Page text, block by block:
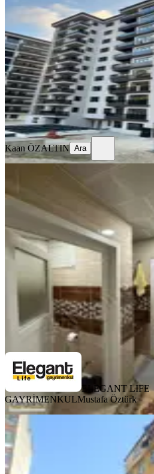
9 Fener
Merkez, Fener
4+1· 174 m²·4.
13.500.000 ₺
Kaan ÖZALTIN
Ara
Kaan ÖZALTIN Ara
Merkez, Bağdatlı
3+1·130 m² 4.
3.500.000 ₺
ELEGANT LİFE GAYRİMENKUL
ELEGANT LİFE
GAYRİMENKULMustafa Öztürk
YÜK. TAVAN
Yapıtürk
Göbeğinde